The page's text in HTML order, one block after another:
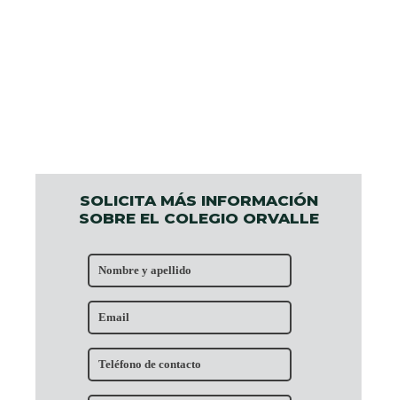
SOLICITA MÁS INFORMACIÓN
SOBRE EL COLEGIO ORVALLE